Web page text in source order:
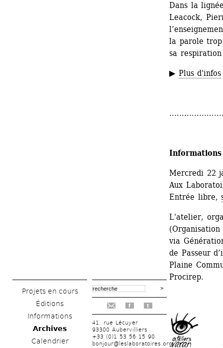
Projets en cours
Éditions
Informations
Archives
Calendrier
f t
41, rue Lécuyer
93300 Aubervilliers
+33 (0)1 53 56 15 90
bonjour@leslaboratoires.org
Dans la
Leacock,
la parole
sa
▶ Plus d'infos
Mercredi 22
Aux
Entrée libre,
L'atelier,
(Organisation
via
de Passeur
Plaine
Procirep.